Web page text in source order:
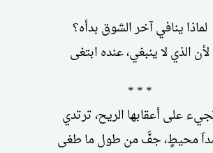
لماذا ينافي آخر الشوق بدأه؟
لأن الذي لا ينبغي، عنده ابتغى
* * *
على أعقابها الريح، ترتدي
محيطٍ، جفَّ من طول ما طغى